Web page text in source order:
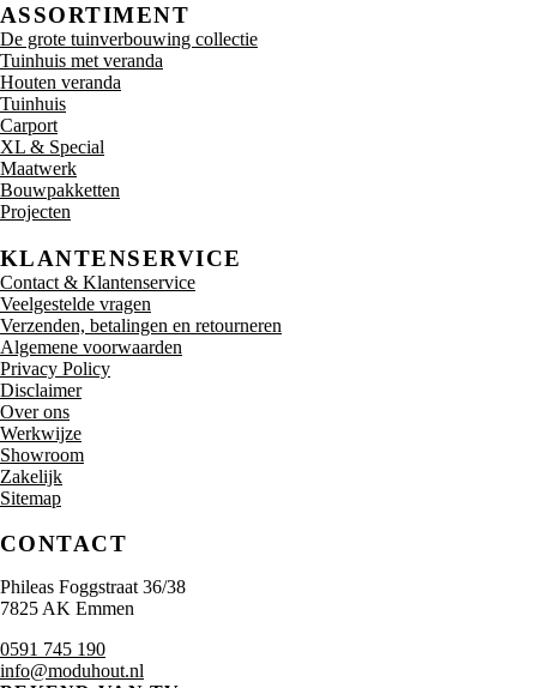
ASSORTIMENT
De grote tuinverbouwing collectie
Tuinhuis met veranda
Houten veranda
Tuinhuis
Carport
XL & Special
Maatwerk
Bouwpakketten
Projecten
KLANTENSERVICE
Contact & Klantenservice
Veelgestelde vragen
Verzenden, betalingen en retourneren
Algemene voorwaarden
Privacy Policy
Disclaimer
Over ons
Werkwijze
Showroom
Zakelijk
Sitemap
CONTACT
Phileas Foggstraat 36/38
7825 AK Emmen
0591 745 190
info@moduhout.nl